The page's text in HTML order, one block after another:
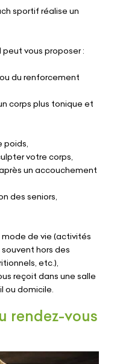
sportif réalise un
peut vous proposer :
du renforcement
corps plus tonique et
poids,
votre corps,
un accouchement
des seniors,
mode de vie (activités
hors des
etc.),
reçoit dans une salle
ou domicile.
rendez-vous